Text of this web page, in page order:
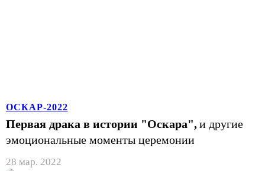
ОСКАР-2022
Первая драка в истории "Оскара",и другие
эмоциональные моменты церемонии
28 мар. 2022